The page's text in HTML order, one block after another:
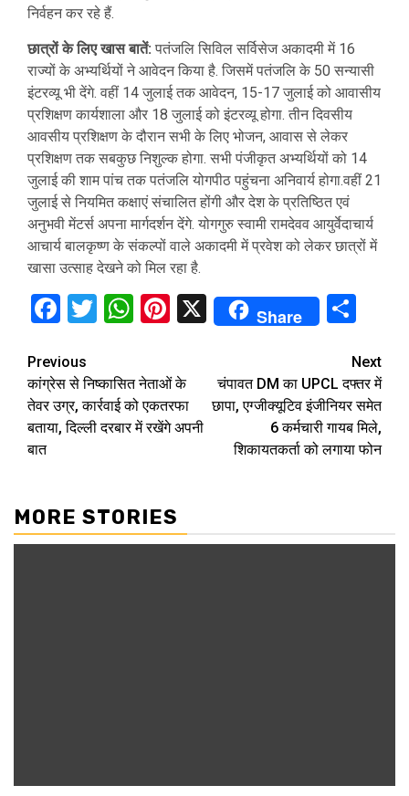
निर्वहन कर रहे हैं.
छात्रों के लिए खास बातें: पतंजलि सिविल सर्विसेज अकादमी में 16
राज्यों के अभ्यर्थियों ने आवेदन किया है. जिसमें पतंजलि के 50 सन्यासी
इंटरव्यू भी देंगे. वहीं 14 जुलाई तक आवेदन, 15-17 जुलाई को आवासीय
प्रशिक्षण कार्यशाला और 18 जुलाई को इंटरव्यू होगा. तीन दिवसीय
आवसीय प्रशिक्षण के दौरान सभी के लिए भोजन, आवास से लेकर
प्रशिक्षण तक सबकुछ निशुल्क होगा. सभी पंजीकृत अभ्यर्थियों को 14
जुलाई की शाम पांच तक पतंजलि योगपीठ पहुंचना अनिवार्य होगा.वहीं 21
जुलाई से नियमित कक्षाएं संचालित होंगी और देश के प्रतिष्ठित एवं
अनुभवी मेंटर्स अपना मार्गदर्शन देंगे. योगगुरु स्वामी रामदेवव आयुर्वेदाचार्य
आचार्य बालकृष्ण के संकल्पों वाले अकादमी में प्रवेश को लेकर छात्रों में
खासा उत्साह देखने को मिल रहा है.
Facebook
Twitter
WhatsApp
Pinterest
X Share
Continue
Reading
Previous
कांग्रेस से निष्कासित नेताओं के
तेवर उग्र, कार्रवाई को एकतरफा
बताया, दिल्ली दरबार में रखेंगे अपनी
बात
Next
चंपावत DM का UPCL दफ्तर में
छापा, एग्जीक्यूटिव इंजीनियर समेत
6 कर्मचारी गायब मिले,
शिकायतकर्ता को लगाया फोन
MORE STORIES